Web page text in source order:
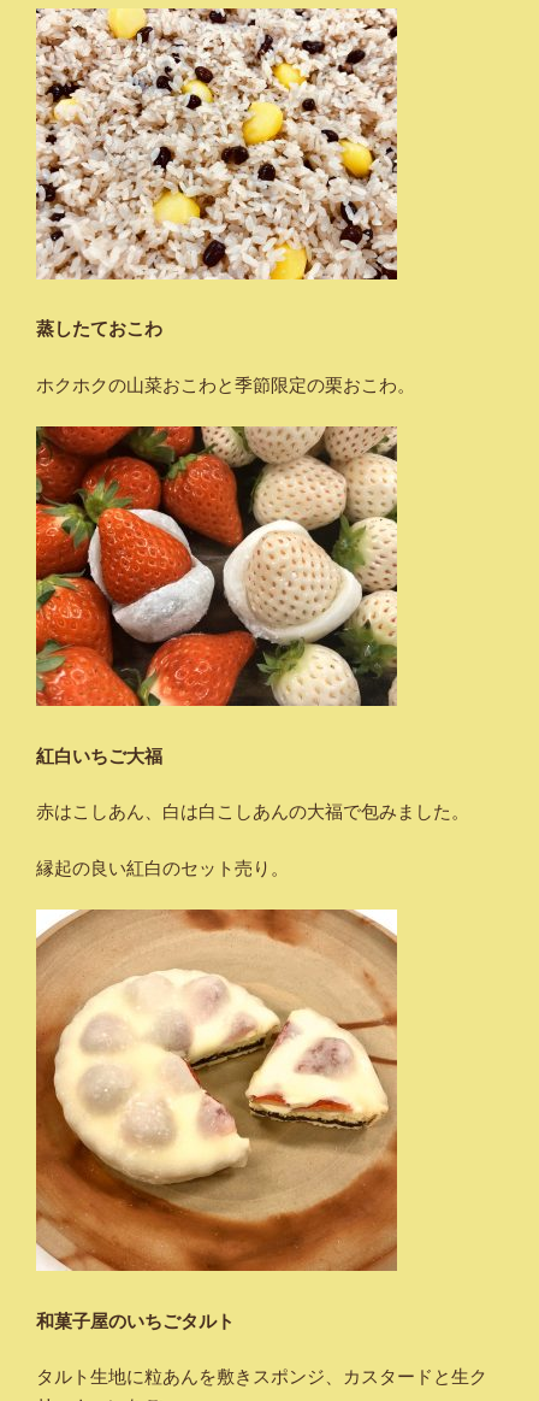
蒸したておこわ
ホクホクの山菜おこわと季節限定の栗おこわ。
紅白いちご大福
赤はこしあん、白は白こしあんの大福で包みました。
縁起の良い紅白のセット売り。
和菓子屋のいちごタルト
タルト生地に粒あんを敷きスポンジ、カスタードと生ク